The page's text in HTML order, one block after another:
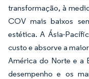
transformação, à
COV mais baixos
estética. A Ásia-
custo e absorve a
América do Norte e a
desempenho e os